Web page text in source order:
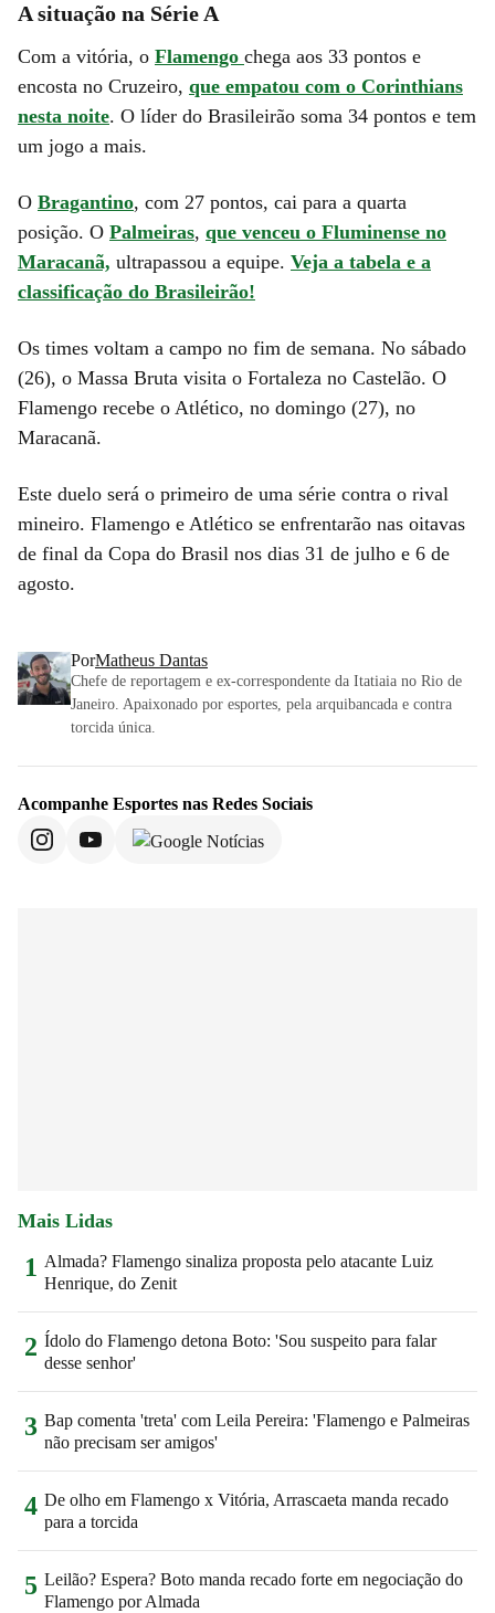
A situação na Série A
Com a vitória, o Flamengo chega aos 33 pontos e
encosta no Cruzeiro, que empatou com o Corinthians
nesta noite. O líder do Brasileirão soma 34 pontos e tem
um jogo a mais.
O Bragantino, com 27 pontos, cai para a quarta
posição. O Palmeiras, que venceu o Fluminense no
Maracanã, ultrapassou a equipe. Veja a tabela e a
classificação do Brasileirão!
Os times voltam a campo no fim de semana. No sábado
(26), o Massa Bruta visita o Fortaleza no Castelão. O
Flamengo recebe o Atlético, no domingo (27), no
Maracanã.
Este duelo será o primeiro de uma série contra o rival
mineiro. Flamengo e Atlético se enfrentarão nas oitavas
de final da Copa do Brasil nos dias 31 de julho e 6 de
agosto.
PorMatheus Dantas
Chefe de reportagem e ex-correspondente da Itatiaia no Rio de
Janeiro. Apaixonado por esportes, pela arquibancada e contra
torcida única.
Acompanhe Esportes nas Redes Sociais
Mais Lidas
1 Almada? Flamengo sinaliza proposta pelo atacante Luiz
Henrique, do Zenit
2 Ídolo do Flamengo detona Boto: 'Sou suspeito para falar
desse senhor'
3 Bap comenta 'treta' com Leila Pereira: 'Flamengo e Palmeiras
não precisam ser amigos'
4 De olho em Flamengo x Vitória, Arrascaeta manda recado
para a torcida
5 Leilão? Espera? Boto manda recado forte em negociação do
Flamengo por Almada